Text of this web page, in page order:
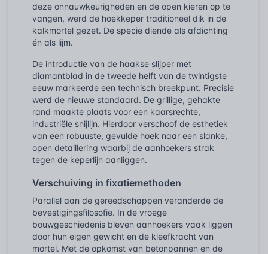
deze onnauwkeurigheden en de open kieren op te
vangen, werd de hoekkeper traditioneel dik in de
kalkmortel gezet. De specie diende als afdichting
én als lijm.
De introductie van de haakse slijper met
diamantblad in de tweede helft van de twintigste
eeuw markeerde een technisch breekpunt. Precisie
werd de nieuwe standaard. De grillige, gehakte
rand maakte plaats voor een kaarsrechte,
industriële snijlijn. Hierdoor verschoof de esthetiek
van een robuuste, gevulde hoek naar een slanke,
open detaillering waarbij de aanhoekers strak
tegen de keperlijn aanliggen.
Verschuiving in fixatiemethoden
Parallel aan de gereedschappen veranderde de
bevestigingsfilosofie. In de vroege
bouwgeschiedenis bleven aanhoekers vaak liggen
door hun eigen gewicht en de kleefkracht van
mortel. Met de opkomst van betonpannen en de